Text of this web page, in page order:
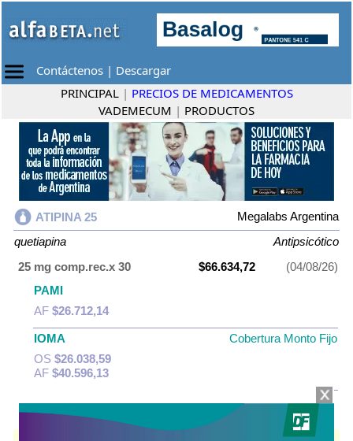
Contáctenos | Descargar
PRINCIPAL | PRECIOS DE MEDICAMENTOS
VADEMECUM | PRODUCTOS
ATIPINA 25
Megalabs Argentina
quetiapina
Antipsicótico
25 mg comp.rec.x 30
$66.634,72
(04/08/26)
PAMI
AF $26.712,14
IOMA
Cobertura Monto Fijo
OS $26.038,59
AF $40.596,13